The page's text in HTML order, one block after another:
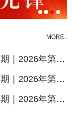
救
心
MORE..
湘潭市第一人民医院一周资讯167期｜2026年第14期周报已送达！
湘潭市第一人民医院一周资讯166期｜2026年第13期周报已送达！
湘潭市第一人民医院一周资讯163期｜2026年第10期周报已送达！